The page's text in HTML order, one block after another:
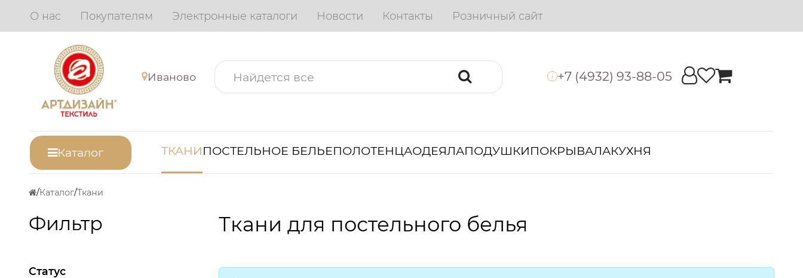
О нас Покупателям Электронные каталоги Новости Контакты Розничный сайт
Иваново i +7 (4932) 93-88-05
Каталог ТКАНИПОСТЕЛЬНОЕ БЕЛЬЕПОЛОТЕНЦАОДЕЯЛАПОДУШКИПОКРЫВАЛАКУХНЯ
Каталог Ткани
Фильтр
Статус
Ткани для постельного белья